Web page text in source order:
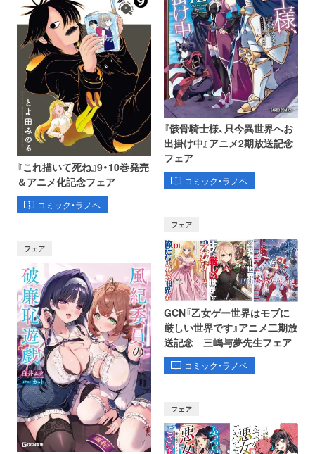
『これ描いて死ね』9・10巻発売
＆アニメ化記念フェア
コミック・ラノベ
『骸骨騎士様、只今異世界へお
出掛け中』アニメ2期放送記念
フェア
コミック・ラノベ
フェア
フェア
GCN『乙女ゲー世界はモブに
厳しい世界です』アニメ二期放
送記念 三嶋与夢先生フェア
コミック・ラノベ
フェア